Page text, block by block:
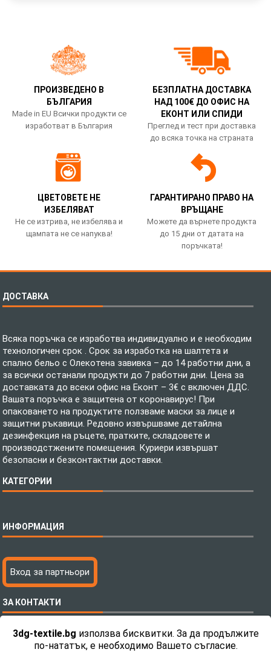
3dg-textile.bg използва бисквитки. За да продължите
по-нататък, е необходимо Вашето съгласие.
ПРОИЗВЕДЕНО В
БЪЛГАРИЯ
Made in EU Всички продукти се
изработват в България
БЕЗПЛАТНА ДОСТАВКА
НАД 100€ ДО ОФИС НА
ЕКОНТ ИЛИ СПИДИ
Преглед и тест при доставка
до всяка точка на страната
ЦВЕТОВЕТЕ НЕ
ИЗБЕЛЯВАТ
Не се изтрива, не избелява и
щампата не се напуква!
ГАРАНТИРАНО ПРАВО НА
ВРЪЩАНЕ
Можете да върнете продукта
до 15 дни от датата на
поръчката!
ДОСТАВКА
Всяка поръчка се изработва индивидуално и е необходим
технологичен срок . Срок за изработка на шалтета и
спално бельо с Олекотена завивка – до 14 работни дни, а
за всички останали продукти до 7 работни дни. Цена за
доставката до всеки офис на Еконт – 3€ с включен ДДС.
Вашата поръчка е защитена от коронавирус! При
опаковането на продуктите ползваме маски за лице и
защитни ръкавици. Редовно извършваме детайлна
дезинфекция на ръцете, пратките, складовете и
производстжените помещения. Куриери извършат
безопасни и безконтактни доставки.
КАТЕГОРИИ
Бебешки спални комплекти
Тениски с пълноцветен печат
Хавлиени кърпи
Пончо за водни спортове
Микрофибърни Велурени Кърпи
Детски пончота
ИНФОРМАЦИЯ
Технология на печатане
Файлове за печат
Как да поръчам?
С какво сме различни?
Контакти
Вход за партньори
ЗА КОНТАКТИ
Телефон:0892 26 04 34 / 0896 57 42 42